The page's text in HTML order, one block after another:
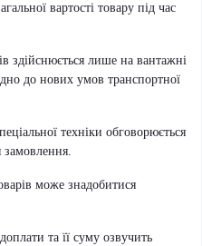
вартості товару під час
здійснюється лише на вантажні
до нових умов транспортної
техніки обговорюється
замовлення.
може знадобитися
та її суму озвучить